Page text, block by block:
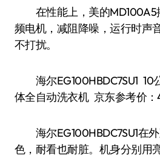
在性能上，美的MD100A5
频电机，减阻降噪，运行时声
不打扰。
海尔EG100HBDC7SU1 10
体全自动洗衣机 京东参考价：
海尔EG100HBDC7SU1在
色，耐看也耐脏。机身分别用